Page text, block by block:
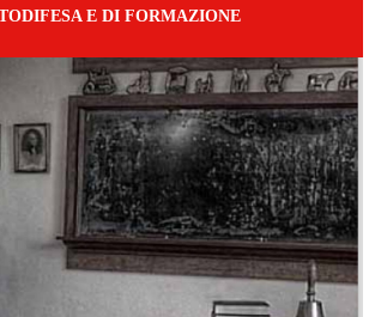
E DI FORMAZIONE